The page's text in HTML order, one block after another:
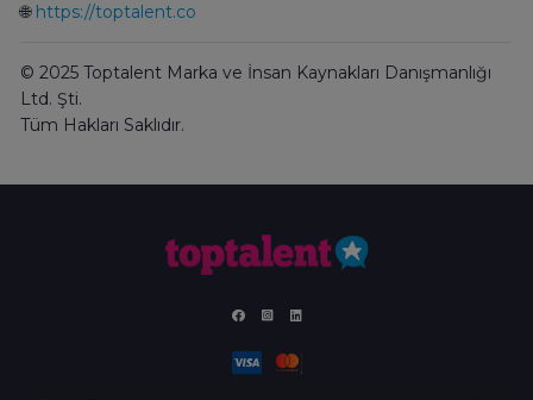
🌐 https://toptalent.co
© 2025 Toptalent Marka ve İnsan Kaynakları Danışmanlığı
Ltd. Şti.
Tüm Hakları Saklıdır.